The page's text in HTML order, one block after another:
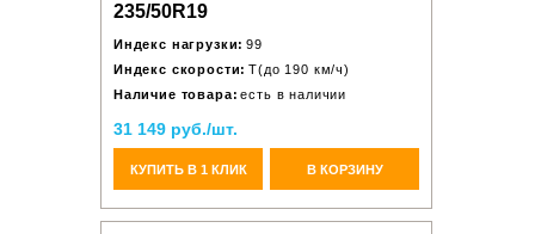
235/50R19
Индекс нагрузки: 99
Индекс скорости: T(до 190 км/ч)
Наличие товара: есть в наличии
31 149 руб./шт.
КУПИТЬ В 1 КЛИК В КОРЗИНУ